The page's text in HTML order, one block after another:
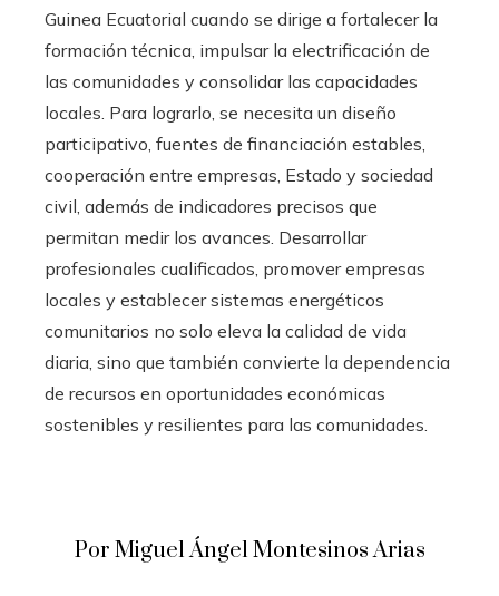
Guinea Ecuatorial cuando se dirige a fortalecer la
formación técnica, impulsar la electrificación de
las comunidades y consolidar las capacidades
locales. Para lograrlo, se necesita un diseño
participativo, fuentes de financiación estables,
cooperación entre empresas, Estado y sociedad
civil, además de indicadores precisos que
permitan medir los avances. Desarrollar
profesionales cualificados, promover empresas
locales y establecer sistemas energéticos
comunitarios no solo eleva la calidad de vida
diaria, sino que también convierte la dependencia
de recursos en oportunidades económicas
sostenibles y resilientes para las comunidades.
Por Miguel Ángel Montesinos Arias